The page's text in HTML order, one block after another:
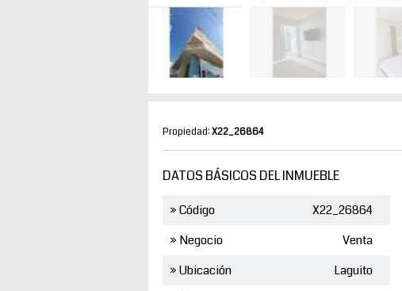
Propiedad:X22_26864
DATOS BÁSICOS DEL INMUEBLE
» Código
X22_26864
» Negocio
Venta
» Ubicación
Laguito